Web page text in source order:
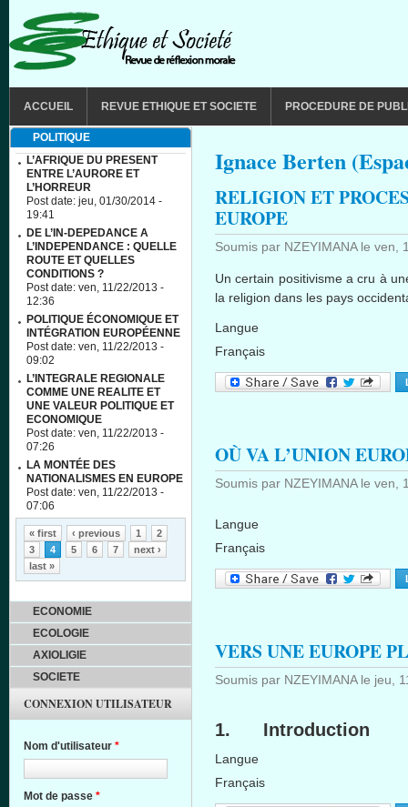
ACCUEIL REVUE ETHIQUE ET SOCIETE PROCEDURE DE
Ignace Berten
RELIGION ET
EUROPE
Soumis par NZEYIMANAle ven,
Un certain positivismeacru à
la religion dans les pays
Langue
Français
OÙ VA L’UNION
Soumis par NZEYIMANAle ven,
Langue
Français
VERS UNE EUROPE
Soumis par NZEYIMANAle jeu,
1. Introduction
Langue
Français
POLITIQUE
L’AFRIQUE DU PRESENT
ENTRE L’AURORE ET
L’HORREUR
Post date: jeu, 01/30/2014 -
19:41
DE L’IN-DEPEDANCE A
L’INDEPENDANCE : QUELLE
ROUTE ET QUELLES
CONDITIONS ?
Post date: ven, 11/22/2013 -
12:36
POLITIQUE ÉCONOMIQUE ET
INTÉGRATION EUROPÉENNE
Post date: ven, 11/22/2013 -
09:02
L’INTEGRALE REGIONALE
COMME UNE REALITE ET
UNE VALEUR POLITIQUE ET
ECONOMIQUE
Post date: ven, 11/22/2013 -
07:26
LA MONTÉE DES
NATIONALISMES EN EUROPE
Post date: ven, 11/22/2013 -
07:06
Pages
« first ‹ previous 1
2
3
4 5 6 7
next ›
last »
ECONOMIE
ECOLOGIE
AXIOLIGIE
SOCIETE
CONNEXION UTILISATEUR
Nom d'utilisateur *
Mot de passe *